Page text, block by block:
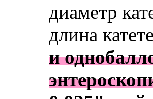
диаметр
длина
и